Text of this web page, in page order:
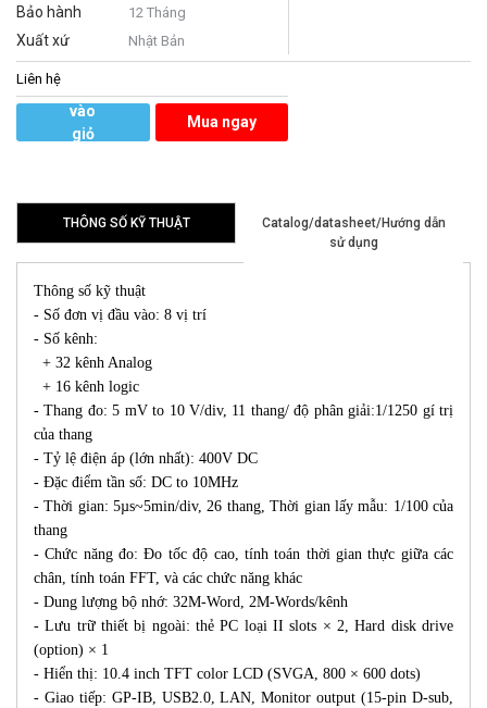
Bảo hành 12 Tháng
Xuất xứ Nhật Bản
Liên hệ
vào
giỏ
Mua ngay
THÔNG SỐ KỸ THUẬT
Catalog/datasheet/Hướng dẫn
sử dụng
Thông số kỹ thuật
- Số đơn vị đầu vào: 8 vị trí
- Số kênh:
+ 32 kênh Analog
+ 16 kênh logic
- Thang đo: 5 mV to 10 V/div, 11 thang/ độ phân giải:1/1250 gí trị
của thang
- Tỷ lệ điện áp (lớn nhất): 400V DC
- Đặc điểm tần số: DC to 10MHz
- Thời gian: 5µs~5min/div, 26 thang, Thời gian lấy mẫu: 1/100 của
thang
- Chức năng đo: Đo tốc độ cao, tính toán thời gian thực giữa các
chân, tính toán FFT, và các chức năng khác
- Dung lượng bộ nhớ: 32M-Word, 2M-Words/kênh
- Lưu trữ thiết bị ngoài: thẻ PC loại II slots × 2, Hard disk drive
(option) × 1
- Hiển thị: 10.4 inch TFT color LCD (SVGA, 800 × 600 dots)
- Giao tiếp: GP-IB, USB2.0, LAN, Monitor output (15-pin D-sub,